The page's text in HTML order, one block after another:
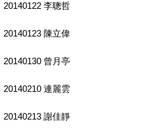
20140122 李聰哲
20140123 陳立偉
20140130 曾月亭
20140210 連麗雲
20140213 謝佳靜